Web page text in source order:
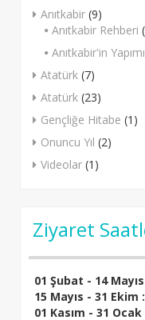
Anıtkabir (9)
Anıtkabir Rehberi
Anıtkabir'in Yapımı
Atatürk (7)
Atatürk (23)
Gençliğe Hitabe (1)
Onuncu Yıl (2)
Videolar (1)
Ziyaret
01 Şubat - 14
15 Mayıs - 31 Ekim :
01 Kasım - 31 Ocak